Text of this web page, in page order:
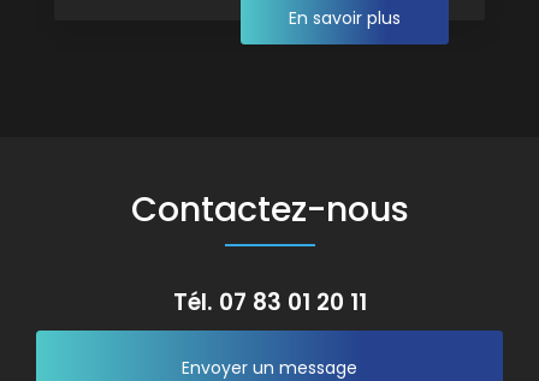
En savoir plus
Contactez-nous
Tél. 07 83 01 20 11
Envoyer un message